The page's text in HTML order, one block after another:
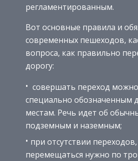
регламентированным.
Вот основные правила и
современных пешеходов,
вопроса, как правильно
дорогу:
совершать переход
специально обозначенным
местам. Речь идет об
подземным и наземным;
при отсутствии переходов,
перемещаться нужно по